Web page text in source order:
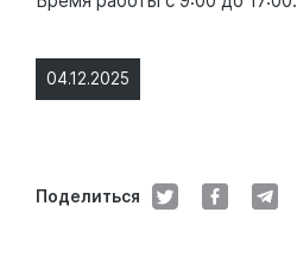
04.12.2025
Поделиться